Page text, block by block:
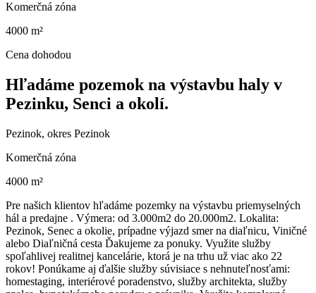
Komerčná zóna
4000 m²
Cena dohodou
Hľadáme pozemok na výstavbu haly v
Pezinku, Senci a okolí.
Pezinok, okres Pezinok
Komerčná zóna
4000 m²
Pre našich klientov hľadáme pozemky na výstavbu priemyselných
hál a predajne . Výmera: od 3.000m2 do 20.000m2. Lokalita:
Pezinok, Senec a okolie, prípadne výjazd smer na diaľnicu, Viničné
alebo Diaľničná cesta Ďakujeme za ponuky. Využite služby
spoľahlivej realitnej kancelárie, ktorá je na trhu už viac ako 22
rokov! Ponúkame aj ďalšie služby súvisiace s nehnuteľnosťami:
homestaging, interiérové poradenstvo, služby architekta, služby